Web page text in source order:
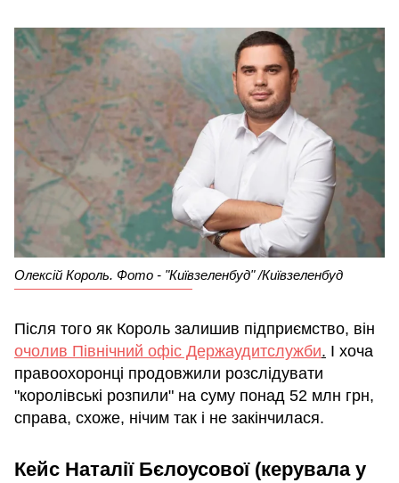
Олексій Король. Фото - "Київзеленбуд" /Київзеленбуд
Після того як Король залишив підприємство, він
очолив Північний офіс Держаудитслужби. І хоча
правоохоронці продовжили розслідувати
"королівські розпили" на суму понад 52 млн грн,
справа, схоже, нічим так і не закінчилася.
Кейс Наталії Бєлоусової (керувала у